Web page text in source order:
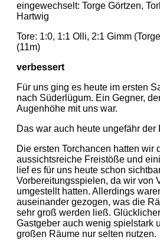
eingewechselt: Torge Görtzen,
Hartwig
Tore: 1:0, 1:1 Olli, 2:1 Gimm
(11m)
verbessert
Für uns ging es heute im ersten
nach Süderlügum. Ein Gegner,
Augenhöhe mit uns war.
Das war auch heute ungefähr der
Die ersten Torchancen hatten wir
aussichtsreiche Freistöße und
lief es für uns heute schon
Vorbereitungsspielen, da wir von
umgestellt hatten. Allerdings
auseinander gezogen, was die
sehr groß werden ließ.
Gastgeber auch wenig spielstark
großen Räume nur selten nutzen.